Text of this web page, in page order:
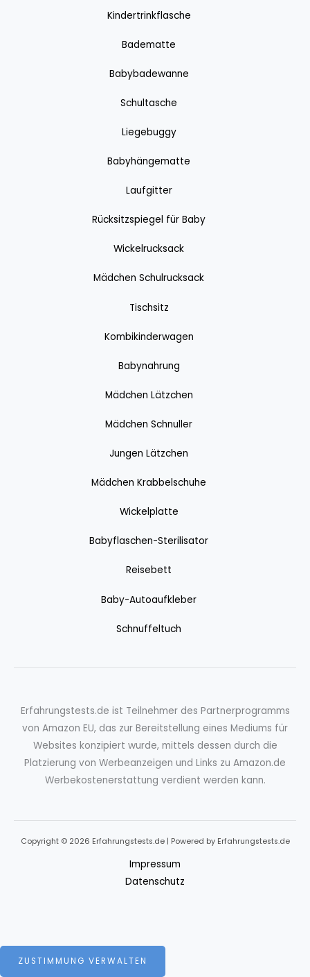
Kindertrinkflasche
Badematte
Babybadewanne
Schultasche
Liegebuggy
Babyhängematte
Laufgitter
Rücksitzspiegel für Baby
Wickelrucksack
Mädchen Schulrucksack
Tischsitz
Kombikinderwagen
Babynahrung
Mädchen Lätzchen
Mädchen Schnuller
Jungen Lätzchen
Mädchen Krabbelschuhe
Wickelplatte
Babyflaschen-Sterilisator
Reisebett
Baby-Autoaufkleber
Schnuffeltuch
Erfahrungstests.de ist Teilnehmer des Partnerprogramms
von Amazon EU, das zur Bereitstellung eines Mediums für
Websites konzipiert wurde, mittels dessen durch die
Platzierung von Werbeanzeigen und Links zu Amazon.de
Werbekostenerstattung verdient werden kann.
Copyright © 2026 Erfahrungstests.de | Powered by Erfahrungstests.de
Impressum
Datenschutz
ZUSTIMMUNG VERWALTEN